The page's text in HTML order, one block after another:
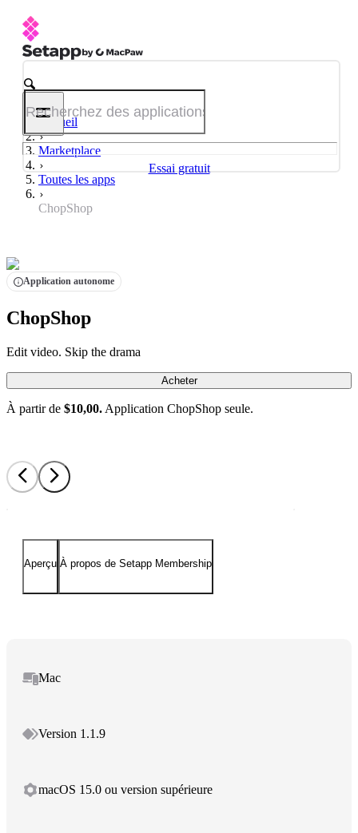
Essai gratuit
Accueil
Marketplace
Toutes les apps
ChopShop
Application autonome
ChopShop
Edit video. Skip the drama
Acheter
À partir de $10,00. Application ChopShop seule.
Aperçu À propos de Setapp Membership
Mac
Version 1.1.9
macOS 15.0 ou version supérieure